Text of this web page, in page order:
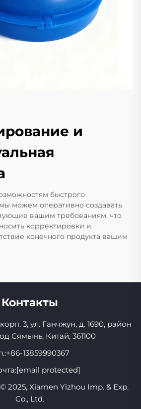
и
быстрого
можем оперативно создавать
вашим требованиям, что
корректировки и
конечного продукта вашим
Контакты
3, ул. Ганчжун, д. 1690, район
Сямынь, Китай, 361100
+86-13859990367
[email protected]
2025, Xiamen Yizhou Imp. & Exp.
Co., Ltd.